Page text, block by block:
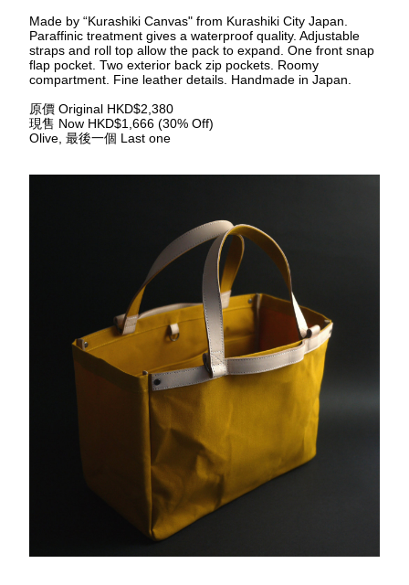
Made by “Kurashiki Canvas" from Kurashiki City Japan.
Paraffinic treatment gives a waterproof quality. Adjustable
straps and roll top allow the pack to expand. One front snap
flap pocket. Two exterior back zip pockets. Roomy
compartment. Fine leather details. Handmade in Japan.
原價 Original HKD$2,380
現售 Now HKD$1,666 (30% Off)
Olive, 最後一個 Last one